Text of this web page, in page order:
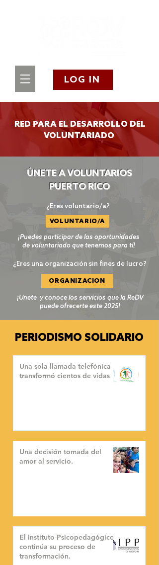
LOG IN
RED PARA EL DESARROLLO DEL
VOLUNTARIADO
ÚNETE A VOLUNTARIOS
PUERTO RICO
¿Eres voluntario/a?
VOLUNTARIO/A
¡Puedes participar de las oportunidades
de voluntariado que tenemos para tí!
¿Eres una organización sin fines de lucro?
ORGANIZACIÓN
¡Unete y conoce los servicios que la ReDV
puede ofrecerte este 2025!
PERIODISMO SOLIDARIO
Una sola llamada telefónica
transformó cientos de vidas
Una decisión tomada del
amor al servicio.
El Instituto Psicopedagógico
continúa su proceso de
transformación.